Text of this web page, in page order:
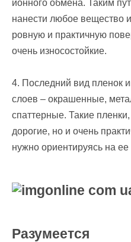
ионного обмена. Таким
нанести любое вещество
ровную и практичную
очень износостойкие.
4. Последний вид пленок
слоев – окрашенные,
спаттерные. Такие
дорогие, но и очень
нужно ориентируясь на ее
Разумеется